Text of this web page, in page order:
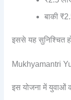
बाकी
इससे यह सुनिश्चित
Mukhyamantri
इस योजना में युवाओं